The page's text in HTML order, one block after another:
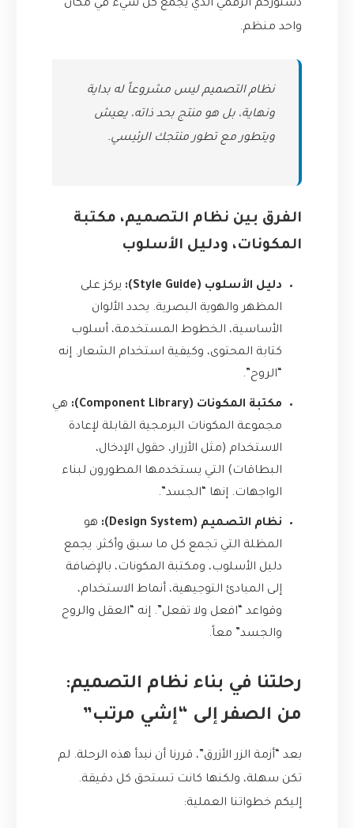
دستوركم الرقمي الذي يجمع كل شيء في مكان
واحد منظم.
نظام التصميم ليس مشروعاً له بداية
ونهاية، بل هو منتج بحد ذاته، يعيش
ويتطور مع تطور منتجك الرئيسي.
الفرق بين نظام التصميم، مكتبة
المكونات، ودليل الأسلوب
دليل الأسلوب (Style Guide):
يركز على
المظهر والهوية البصرية. يحدد الألوان
الأساسية، الخطوط المستخدمة، أسلوب
كتابة المحتوى، وكيفية استخدام الشعار. إنه
“الروح”.
مكتبة المكونات (Component Library):
هي
مجموعة المكونات البرمجية القابلة لإعادة
الاستخدام (مثل الأزرار، حقول الإدخال،
البطاقات) التي يستخدمها المطورون لبناء
الواجهات. إنها “الجسد”.
نظام التصميم (Design System):
هو
المظلة التي تجمع كل ما سبق وأكثر. يجمع
دليل الأسلوب، ومكتبة المكونات، بالإضافة
إلى المبادئ التوجيهية، أنماط الاستخدام،
وقواعد “افعل ولا تفعل”. إنه “العقل والروح
والجسد” معاً.
رحلتنا في بناء نظام التصميم:
من الصفر إلى “إشي مرتب”
بعد “أزمة الزر الأزرق”، قررنا أن نبدأ هذه الرحلة. لم
تكن سهلة، ولكنها كانت تستحق كل دقيقة.
إليكم خطواتنا العملية: